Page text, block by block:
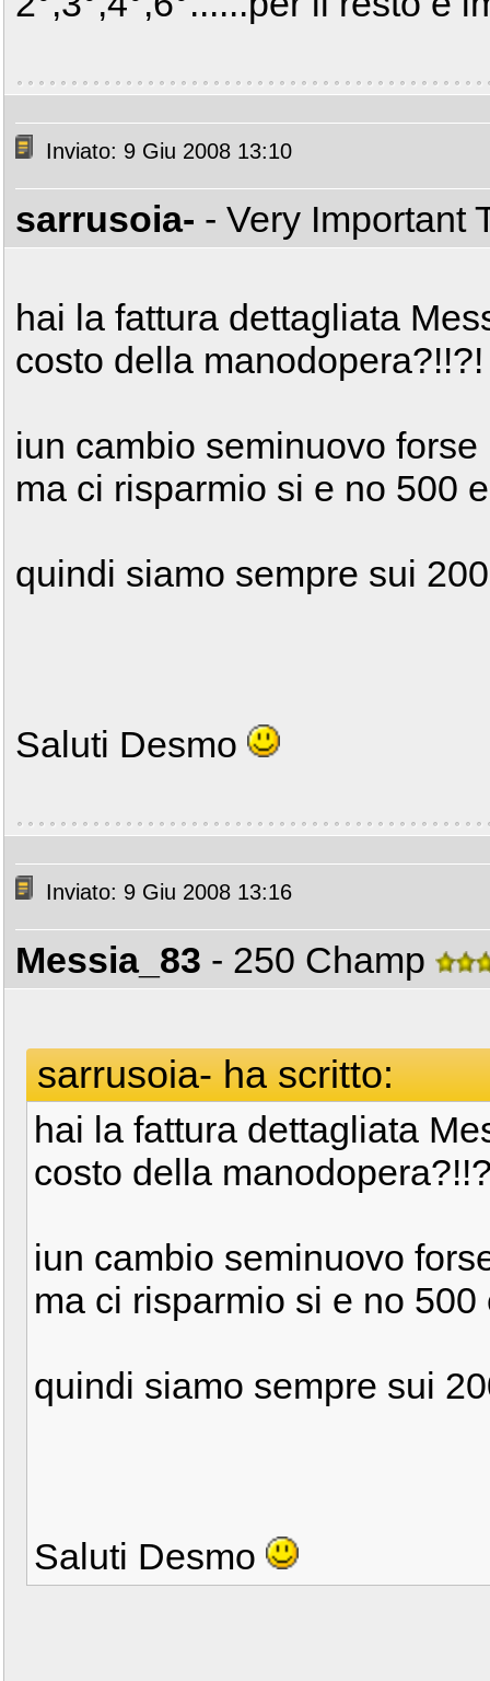
Inviato: 9 Giu 2008 13:10
sarrusoia- - Very Important
hai la fattura dettagliata
costo della manodopera?!!?!
iun cambio seminuovo
ma ci risparmio si e no 500
quindi siamo sempre sui
Saluti Desmo
Inviato: 9 Giu 2008 13:16
Messia_83 - 250 Champ
sarrusoia- ha scritto:
hai la fattura dettagliata
costo della
iun cambio seminuovo
ma ci risparmio si e no 500
quindi siamo sempre sui
Saluti Desmo